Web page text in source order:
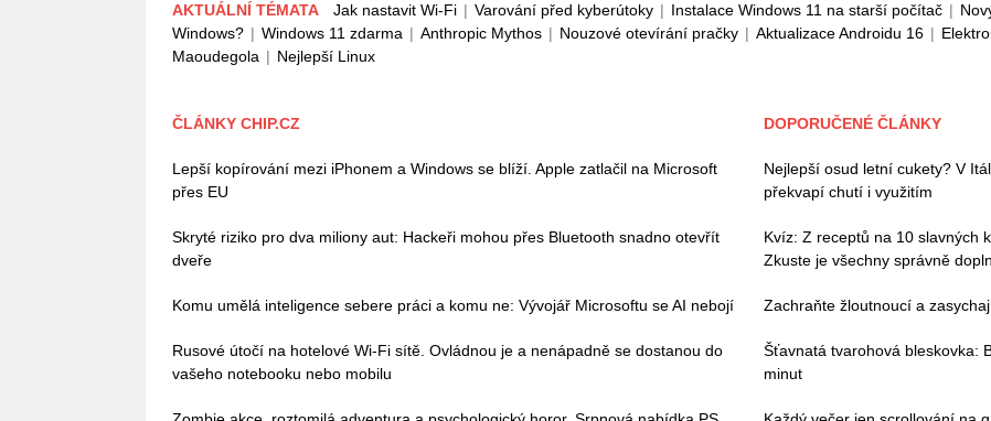
AKTUÁLNÍ TÉMATA Jak nastavit Wi-Fi | Varování před kyberútoky | Instalace Windows 11 na starší počítač |
Windows? | Windows 11 zdarma | Anthropic Mythos | Nouzové otevírání pračky | Aktualizace Androidu 16 |
Maoudegola | Nejlepší Linux
ČLÁNKY CHIP.CZ
Lepší kopírování mezi iPhonem a Windows se blíží. Apple zatlačil na Microsoft
přes EU
Skryté riziko pro dva miliony aut: Hackeři mohou přes Bluetooth snadno otevřít
dveře
Komu umělá inteligence sebere práci a komu ne: Vývojář Microsoftu se AI nebojí
Rusové útočí na hotelové Wi-Fi sítě. Ovládnou je a nenápadně se dostanou do
vašeho notebooku nebo mobilu
DOPORUČENÉ ČLÁNKY
Nejlepší osud letní cukety? V
překvapí chutí i využitím
Kvíz: Z receptů na 10 slavných
Zkuste je všechny správně
Zachraňte žloutnoucí a
Šťavnatá tvarohová bleskovka:
minut